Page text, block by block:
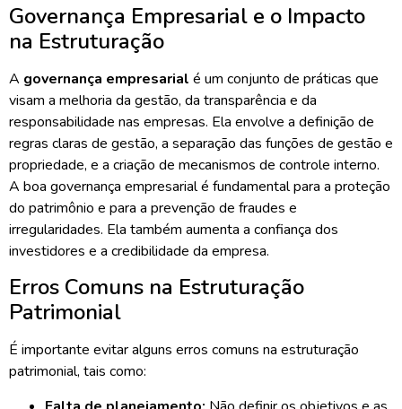
Governança Empresarial e o Impacto
na Estruturação
A governança empresarial é um conjunto de práticas que
visam a melhoria da gestão, da transparência e da
responsabilidade nas empresas. Ela envolve a definição de
regras claras de gestão, a separação das funções de gestão e
propriedade, e a criação de mecanismos de controle interno.
A boa governança empresarial é fundamental para a proteção
do patrimônio e para a prevenção de fraudes e
irregularidades. Ela também aumenta a confiança dos
investidores e a credibilidade da empresa.
Erros Comuns na Estruturação
Patrimonial
É importante evitar alguns erros comuns na estruturação
patrimonial, tais como: